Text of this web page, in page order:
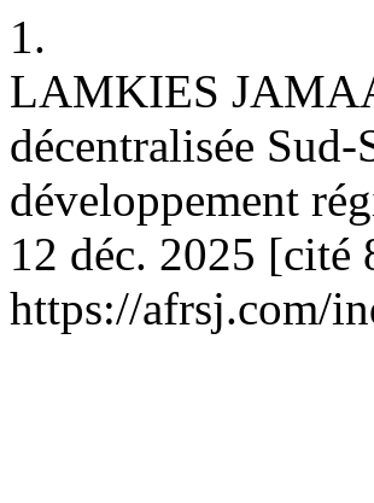
1.
LAMKIES
décentralisée
développement
12 déc. 2025
https://afrsj.com/